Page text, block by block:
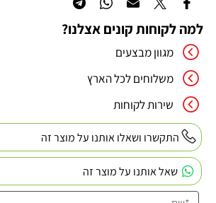
למה לקוחות קונים אצלנו?
מגוון מבצעים
משלוחים לכל הארץ
שירות לקוחות
התקשרו ושאלו אותנו על מוצר זה
שאל אותנו על מוצר זה